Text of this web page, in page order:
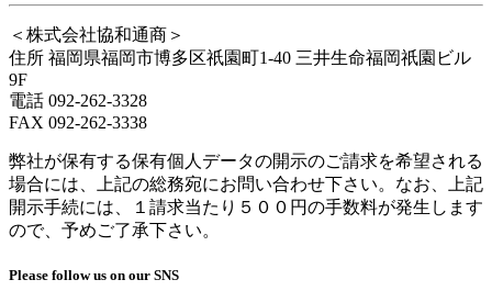
＜株式会社協和通商＞
住所 福岡県福岡市博多区祇園町1-40 三井生命福岡祇園ビル
9F
電話 092-262-3328
FAX 092-262-3338
弊社が保有する保有個人データの開示のご請求を希望される
場合には、上記の総務宛にお問い合わせ下さい。なお、上記
開示手続には、１請求当たり５００円の手数料が発生します
ので、予めご了承下さい。
Please follow us on our SNS